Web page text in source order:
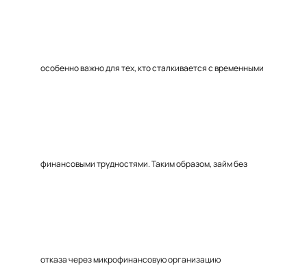
особенно важно для тех, кто сталкивается с временными
финансовыми трудностями. Таким образом, займ без
отказа через микрофинансовую организацию